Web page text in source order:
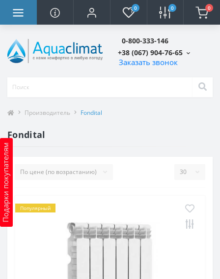
0 0 0
0-800-333-146
+38 (067) 904-76-65
Заказать звонок
Подарки покупателям
Производитель Fondital
Fondital
Популярный